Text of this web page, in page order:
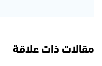
مقالات ذات علاقة